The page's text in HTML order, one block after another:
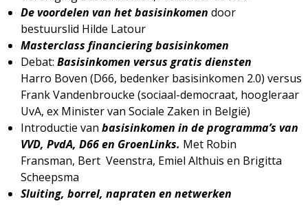
De voordelen van het basisinkomen door
bestuurslid Hilde Latour
Masterclass financiering basisinkomen
Debat: Basisinkomen versus gratis diensten
Harro Boven (D66, bedenker basisinkomen 2.0) versus
Frank Vandenbroucke (sociaal-democraat, hoogleraar
UvA, ex Minister van Sociale Zaken in België)
Introductie van basisinkomen in de programma’s van
VVD, PvdA, D66 en GroenLinks. Met Robin
Fransman, Bert Veenstra, Emiel Althuis en Brigitta
Scheepsma
Sluiting, borrel, napraten en netwerken